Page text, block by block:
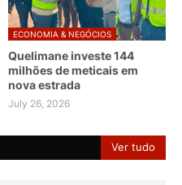
ECONOMIA & NEGÓCIOS
Quelimane investe 144
milhões de meticais em
nova estrada
July 26, 2026
Ver tudo